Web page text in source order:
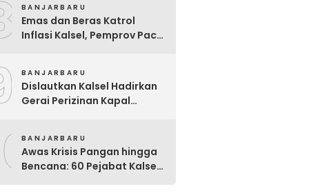
BANJARBARU
Emas dan Beras Katrol
Inflasi Kalsel, Pemprov Pacu
BANJARBARU
Dislautkan Kalsel Hadirkan
Gerai Perizinan Kapal
Kotabaru
BANJARBARU
Awas Krisis Pangan hingga
Bencana: 60 Pejabat Kalsel-